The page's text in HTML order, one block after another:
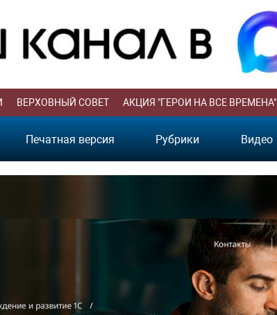
ВЕРХОВНЫЙ СОВЕТ АКЦИЯ "ГЕРОИ НА ВСЕ ВРЕМЕНА"
Печатная версия Рубрики Видео